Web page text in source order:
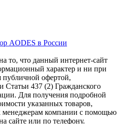
AODES в России
то, что данный интернет-сайт
характер и ни при
публичной офертой,
Статьи 437 (2) Гражданского
Для получения подробной
указанных товаров,
менеджерам компании с помощью
сайте или по телефону.